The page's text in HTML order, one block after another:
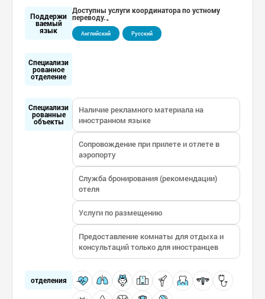
еление, был открыт Международный медицин
ский центр, предоставляющий комплексные ус
луги в формате one-stop для иностранных паци
ентов, включая запись на прием, регистрацию,
инские обследования.
Поддержи
ваемый
язык
Доступны услуги координатора по устному
переводу.。
Английский Русский
Специализи
рованное
отделение
Специализи
рованные
объекты
Наличие рекламного материала на
иностранном языке
Сопровождение при прилете и отлете в
аэропорту
Служба бронирования (рекомендации)
отеля
Услуги по размещению
Предоставление комнаты для отдыха и
консультаций только для иностранцев
отделения